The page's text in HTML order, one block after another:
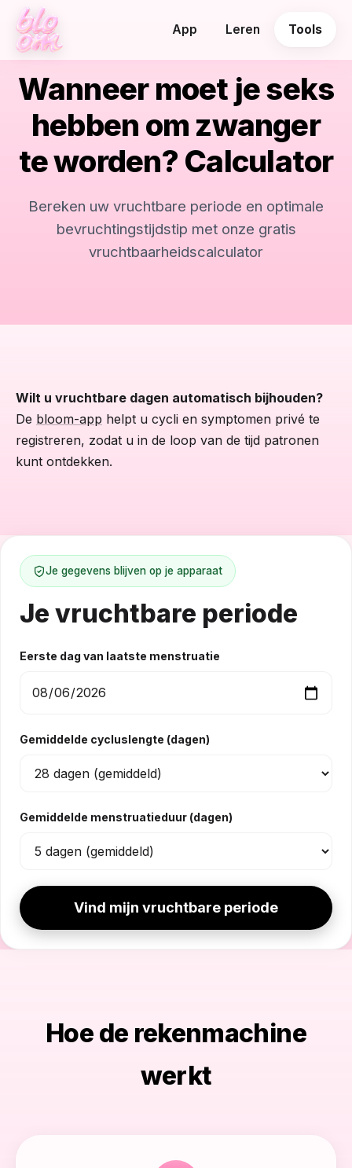
App Leren Tools
Wanneer moet je seks
hebben om zwanger
te worden? Calculator
Bereken uw vruchtbare periode en optimale
bevruchtingstijdstip met onze gratis
vruchtbaarheidscalculator
Wilt u vruchtbare dagen automatisch bijhouden?
De bloom-app helpt u cycli en symptomen privé te
registreren, zodat u in de loop van de tijd patronen
kunt ontdekken.
Je gegevens blijven op je apparaat
Je vruchtbare periode
Eerste dag van laatste menstruatie
Gemiddelde cycluslengte (dagen)
Gemiddelde menstruatieduur (dagen)
Vind mijn vruchtbare periode
Hoe de rekenmachine
werkt